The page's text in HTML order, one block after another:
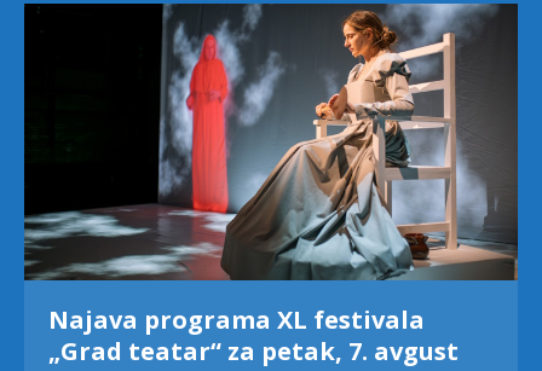
Najava programa XL festivala
„Grad teatar“ za petak, 7. avgust